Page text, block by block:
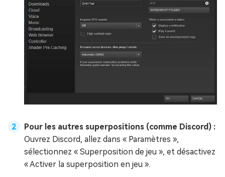
Pour les autres superpositions (comme Discord) :
Ouvrez Discord, allez dans « Paramètres »,
sélectionnez « Superposition de jeu », et désactivez
« Activer la superposition en jeu ».